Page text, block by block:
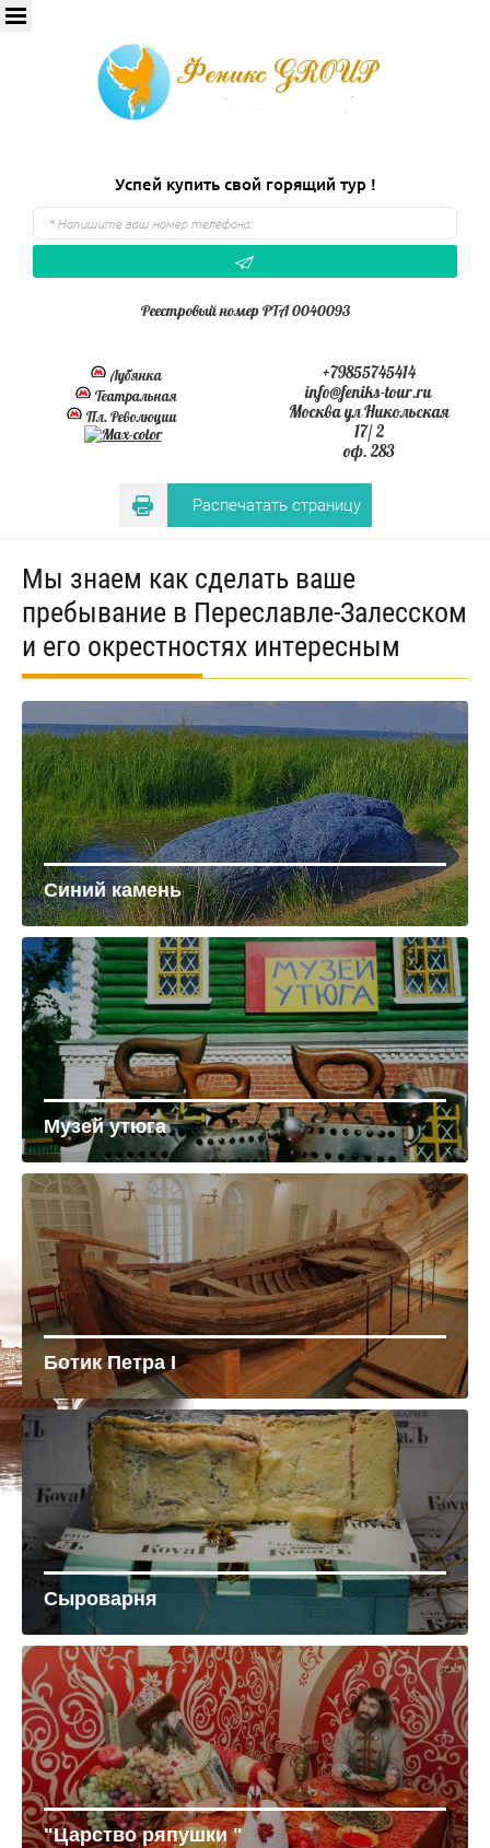
Успей купить свой горящий тур !
Реестровый номер РТА 0040093
Лубянка
Театральная
Пл. Революции
+79855745414
info@feniks-tour.ru
Москва ул Никольская
17/ 2
оф. 283
Распечатать страницу
Мы знаем как сделать ваше
пребывание в Переславле-Залесском
и его окрестностях интересным
Синий камень
Музей утюга
Ботик Петра I
Сыроварня
"Царство ряпушки "